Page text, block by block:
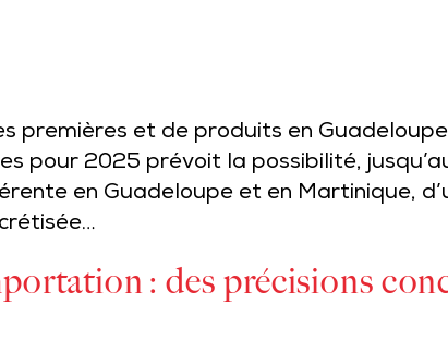
premières et de produits en
pour 2025 prévoit la possibilité,
en Guadeloupe et en Martinique,
: des précisions